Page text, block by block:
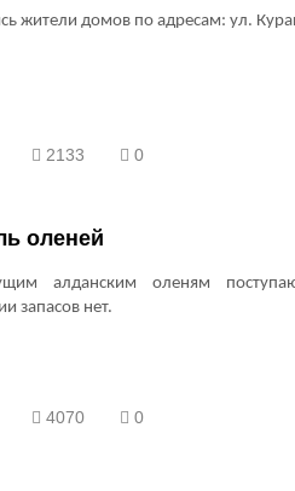
жители домов по адресам: ул.
2133 0
оленей
алданским оленям
запасов нет.
4070 0